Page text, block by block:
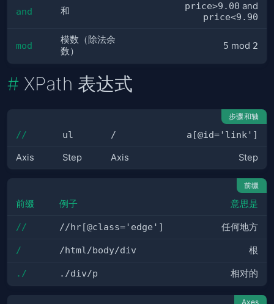
and 和 price>9.00 and
price<9.90
mod
模数（除法余
数）
5 mod 2
XPath 表达式
步骤和轴
// ul / a[@id='link']
Axis Step Axis Step
前缀
前缀 例子 意思是
// //hr[@class='edge'] 任何地方
/ /html/body/div 根
./ ./div/p 相对的
Axes